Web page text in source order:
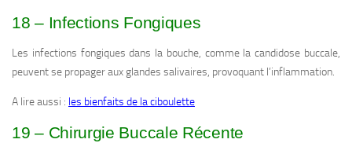
18 – Infections Fongiques
Les infections fongiques dans la bouche, comme la candidose buccale,
peuvent se propager aux glandes salivaires, provoquant l’inflammation.
A lire aussi : les bienfaits de la ciboulette
19 – Chirurgie Buccale Récente